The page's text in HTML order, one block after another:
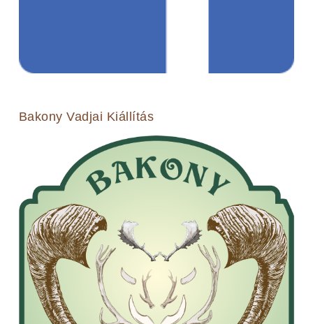
Bakony Vadjai Kiállítás